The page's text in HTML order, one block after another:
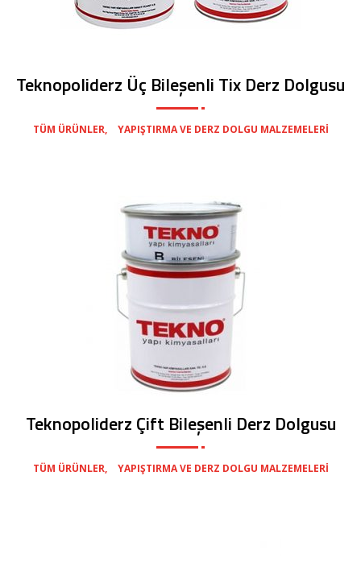
Teknopoliderz Üç Bileşenli Tix Derz Dolgusu
TÜM ÜRÜNLER YAPIŞTIRMA VE DERZ DOLGU MALZEMELERI
Teknopoliderz Çift Bileşenli Derz Dolgusu
TÜM ÜRÜNLER YAPIŞTIRMA VE DERZ DOLGU MALZEMELERI